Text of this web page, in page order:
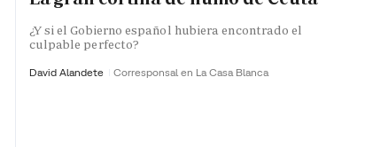
¿Y si el Gobierno español hubiera encontrado el
culpable perfecto?
David Alandete Corresponsal en La Casa Blanca